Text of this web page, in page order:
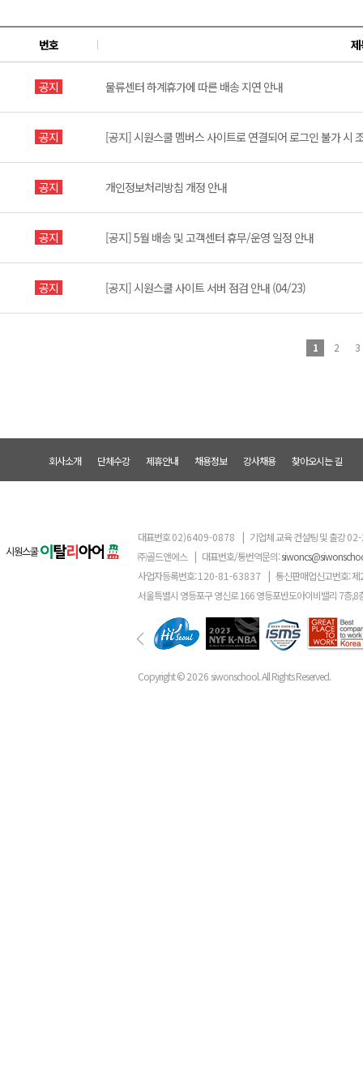
번호
공지 물류센터 하계휴가에 따른 배송 지연 안내
공지 [공지] 시원스쿨 멤버스 사이트로 연결되어 로그인 불가 시
공지 개인정보처리방침 개정 안내
공지 [공지] 5월 배송 및 고객센터 휴무/운영 일정 안내
공지 [공지] 시원스쿨 사이트 서버 점검 안내 (04/23)
1 2 3
회사소개 단체수강 제휴안내 채용정보 강사채용 찾아오시는 길
대표번호02)6409-0878 | 기업체 교육 컨설팅 및 출강
㈜골드앤에스 | 대표번호/통번역문의:
사업자등록번호:120-81-63837 | 통신판매업신고번호: 제
서울특별시 영등포구 영신로 166 영등포반도아이비밸리 7층,8
Copyright ©2026 siwonschool. All Rights Reserved.